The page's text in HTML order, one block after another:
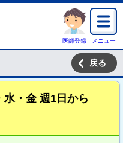
医師登録 メニュー
戻る
・金 週1日から